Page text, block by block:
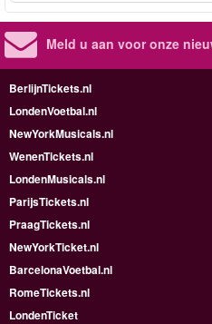
Meld u aan voor onze
BerlijnTickets.nl
LondenVoetbal.nl
NewYorkMusicals.nl
WenenTickets.nl
LondenMusicals.nl
ParijsTickets.nl
PraagTickets.nl
NewYorkTicket.nl
BarcelonaVoetbal.nl
RomeTickets.nl
LondenTicket